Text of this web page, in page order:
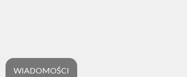
WIADOMOŚCI